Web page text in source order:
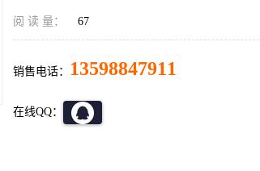
阅 读 量： 67
销售电话： 13598847911
在线QQ：